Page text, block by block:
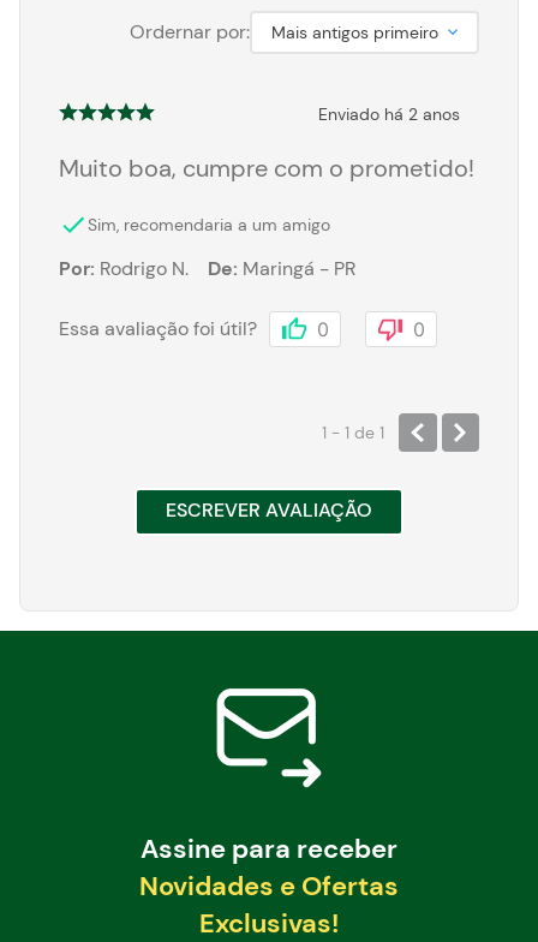
Ordernar por: Mais antigos primeiro
Enviado há 2 anos
Muito boa, cumpre com o prometido!
Sim, recomendaria a um amigo
Por: Rodrigo N. De: Maringá - PR
Essa avaliação foi útil? 0 0
1 - 1de 1
ESCREVER AVALIAÇÃO
Assine para receber
Novidades e Ofertas
Exclusivas!